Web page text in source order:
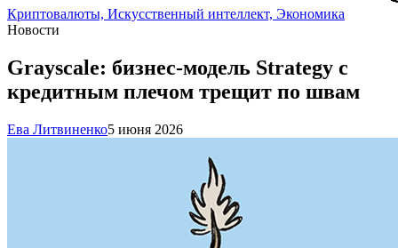
Криптовалюты, Искусственный интеллект, Экономика
Новости
Grayscale: бизнес-модель Strategy с
кредитным плечом трещит по швам
Ева Литвиненко5 июня 2026